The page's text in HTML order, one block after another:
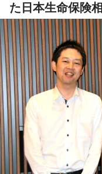
た日本生命保険